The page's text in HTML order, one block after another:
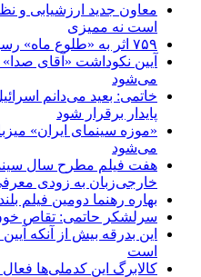
معاون جدید ارزشیابی و
است نه ممیزی
۷۵۹ اثر به «طلوع ماه» رسید
آیین نکوداشت «آقای صدا»
می‌شود
خاتمی: بعید می‌دانم
پایدار برقرار شود
«موزه سینمای ایران»
می‌شود
هفت فیلم مطرح سال
خارجی‌زبان به زودی
بهاره رهنما دومین فیلم
سرلشکر حاتمی: تقاص
این بدرقه بیش از آنکه
است
کالابرگ این کدملی‌ها